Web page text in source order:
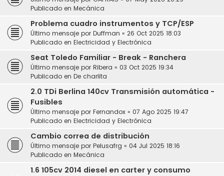
Publicado en Mecánica
Problema cuadro instrumentos y TCP/ESP
Último mensaje por Duffman « 26 Oct 2025 18:03
Publicado en Electricidad y Electrónica
Seat Toledo Familiar - Break - Ranchera
Último mensaje por Ribera « 03 Oct 2025 19:34
Publicado en De charlita
2.0 TDi Berlina 140cv Transmisión automática -
Fusibles
Último mensaje por Fernandox « 07 Ago 2025 19:47
Publicado en Electricidad y Electrónica
Cambio correa de distribución
Último mensaje por Pelusafrg « 04 Jul 2025 18:16
Publicado en Mecánica
1.6 105cv 2014 diesel en carter y consumo